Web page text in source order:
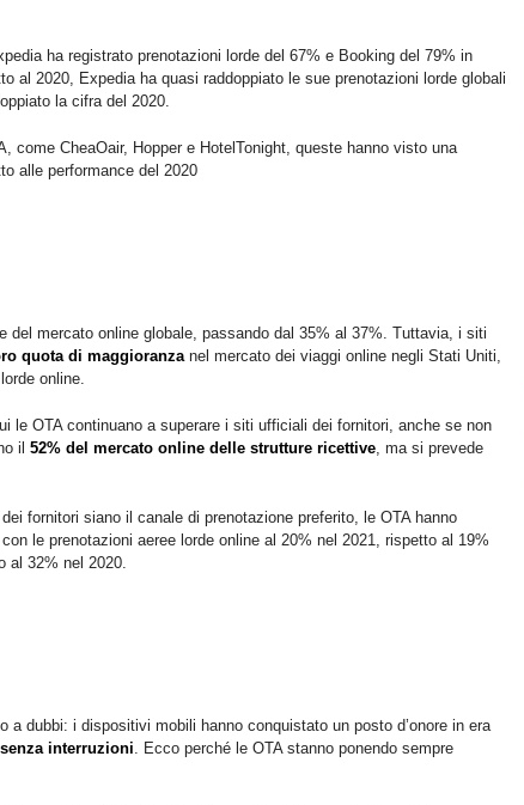
ha registrato prenotazioni lorde del 67% e Booking del 79% in
al 2020, Expedia ha quasi raddoppiato le sue prenotazioni lorde globali
la cifra del 2020.
come CheaOair, Hopper e HotelTonight, queste hanno visto una
alle performance del 2020
del mercato online globale, passando dal 35% al ​​37%. Tuttavia, i siti
quota di maggioranzanel mercato dei viaggi online negli Stati Uniti,
online.
le OTA continuano a superare i siti ufficiali dei fornitori, anche se non
il 52% del mercato online delle strutture ricettive, ma si prevede
fornitori siano il canale di prenotazione preferito, le OTA hanno
le prenotazioni aeree lorde online al 20% nel 2021, rispetto al 19%
al 32% nel 2020.
a dubbi: i dispositivi mobili hanno conquistato un posto d’onore in era
interruzioni. Ecco perché le OTA stanno ponendo sempre